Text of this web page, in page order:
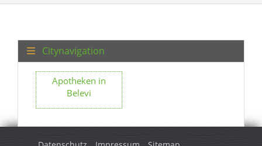
Citynavigation
Apotheken in
Belevi